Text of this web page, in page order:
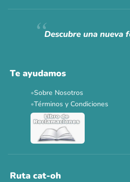
Siempre
Ver todas las
Descubre una nueva
Te ayudamos
Sobre Nosotros
Términos y Condiciones
Ruta cat-oh